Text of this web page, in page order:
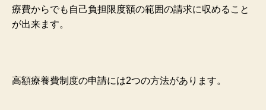
療費からでも自己負担限度額の範囲の請求に収めること
が出来ます。
高額療養費制度の申請には2つの方法があります。